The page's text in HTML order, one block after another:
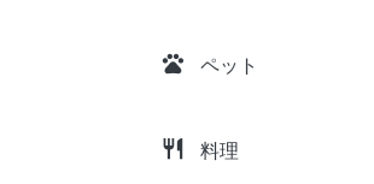
pets ペット
restaurant 料理